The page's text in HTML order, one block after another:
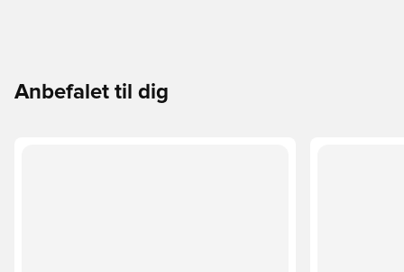
Anbefalet til dig